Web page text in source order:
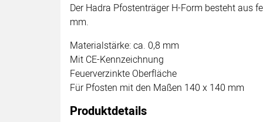
Der Hadra Pfostenträger H-Form besteht aus
mm.
Materialstärke: ca. 0,8 mm
Mit CE-Kennzeichnung
Feuerverzinkte Oberfläche
Für Pfosten mit den Maßen 140 x 140 mm
Produktdetails